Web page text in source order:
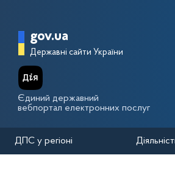
Головна сторінка
gov.ua
Державні сайти України
Єдиний державний
вебпортал електронних послуг
ДПС у регіоні